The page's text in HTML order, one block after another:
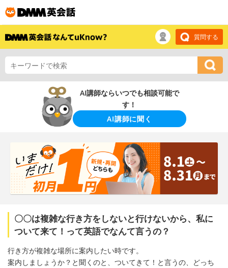
質問する
AI講師ならいつでも相談可能で
す！
AI講師に聞く
〇〇は複雑な行き方をしないと行けないから、私に
ついて来て！って英語でなんて言うの？
行き方が複雑な場所に案内したい時です。
案内しましょうか？と聞くのと、ついてきて！と言うの、どっち